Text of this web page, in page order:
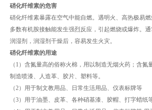
硝化纤维素的危害
硝化纤维素暴露在空气中能自燃。遇明火、高热极易
多数有机胺接触能发生强烈反应，引起燃烧或爆炸。
润湿剂，润湿剂干燥后，容易发生火灾。
硝化纤维素的用途
（1）含氮量高的俗称火棉，用以制造无烟火药；含氮
制造喷漆、人造革、胶片、塑料等。
（2）用于制文教用品、日常生活用品、仪表标牌等
（3）用于油墨、皮革、各种硝基漆、胶帽、打字蜡纸